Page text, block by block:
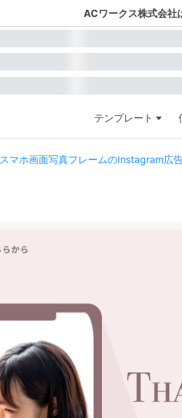
ACワークス株式会社
テンプレート
スマホ画面写真フレームのInstagram広